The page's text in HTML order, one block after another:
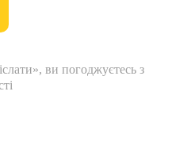
ви погоджуєтесь з